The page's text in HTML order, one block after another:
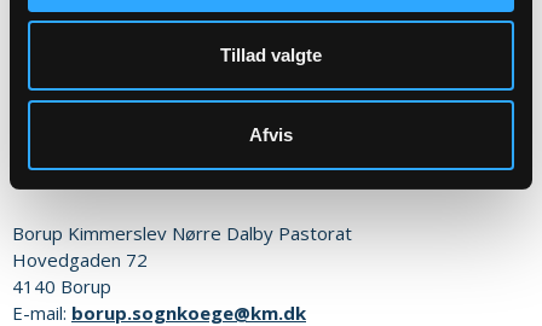
Tillad valgte
Afvis
Eller til:
Borup Kimmerslev Nørre Dalby Pastorat
Hovedgaden 72
4140 Borup
E-mail: borup.sognkoege@km.dk